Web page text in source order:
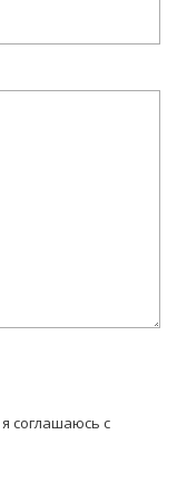
соглашаюсь с